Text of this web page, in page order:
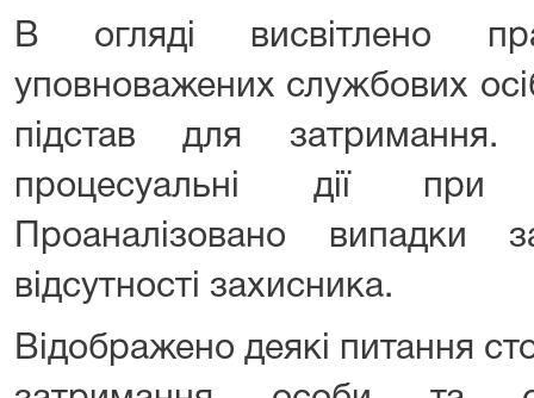
В огляді висвітлено
уповноважених службових
підстав для
процесуальні дії при
Проаналізовано випадки
відсутності захисника.
Відображено деякі питання